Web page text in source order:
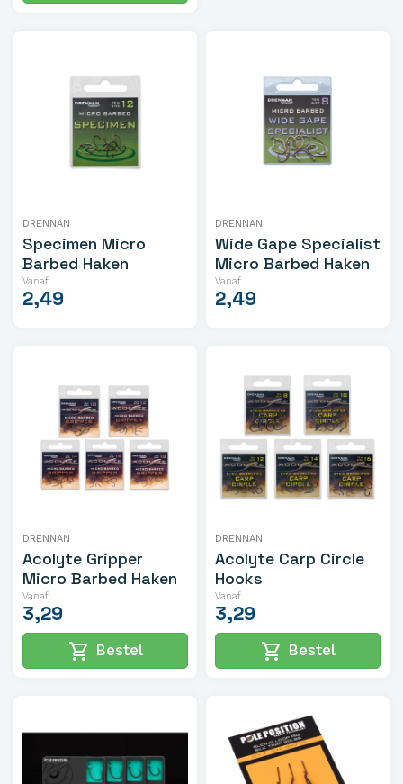
DRENNAN
Specimen Micro
Barbed Haken
Vanaf
2,49
DRENNAN
Wide Gape Specialist
Micro Barbed Haken
Vanaf
2,49
DRENNAN
Acolyte Gripper
Micro Barbed Haken
Vanaf
3,29
shopping_cart Bestel
DRENNAN
Acolyte Carp Circle
Hooks
Vanaf
3,29
shopping_cart Bestel